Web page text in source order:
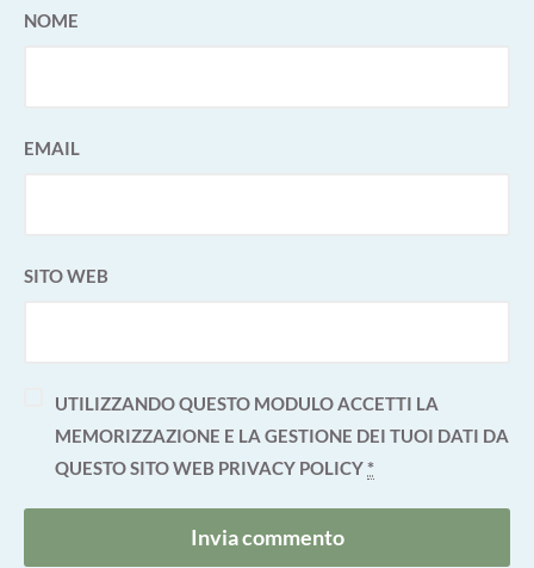
NOME
EMAIL
SITO WEB
UTILIZZANDO QUESTO MODULO ACCETTI LA
MEMORIZZAZIONE E LA GESTIONE DEI TUOI DATI DA
QUESTO SITO WEB PRIVACY POLICY*